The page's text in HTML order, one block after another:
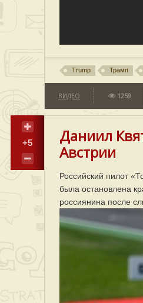
Trump Трамп
ВИДЕО 1259
+5
Даниил
Австрии
Российский пилот
была остановлена
россиянина после